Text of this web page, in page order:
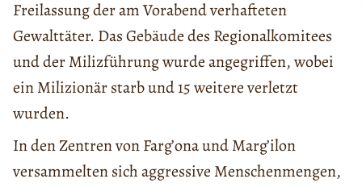
Freilassung der am Vorabend verhafteten
Gewalttäter. Das Gebäude des Regionalkomitees
und der Milizführung wurde angegriffen, wobei
ein Milizionär starb und 15 weitere verletzt
wurden.
In den Zentren von Farg’ona und Marg’ilon
versammelten sich aggressive Menschenmengen,